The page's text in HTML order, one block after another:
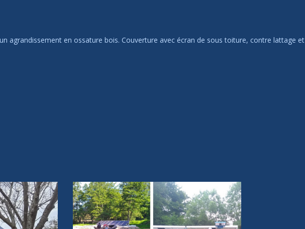
agrandissement en ossature bois. Couverture avec écran de sous toiture, contre lattage et